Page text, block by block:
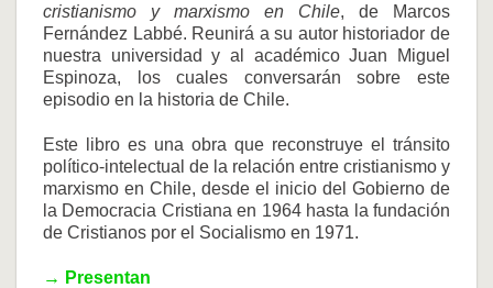
cristianismo y marxismo en Chile, de Marcos
Fernández Labbé. Reunirá a su autor historiador de
nuestra universidad y al académico Juan Miguel
Espinoza, los cuales conversarán sobre este
episodio en la historia de Chile.
Este libro es una obra que reconstruye el tránsito
político-intelectual de la relación entre cristianismo y
marxismo en Chile, desde el inicio del Gobierno de
la Democracia Cristiana en 1964 hasta la fundación
de Cristianos por el Socialismo en 1971.
→ Presentan